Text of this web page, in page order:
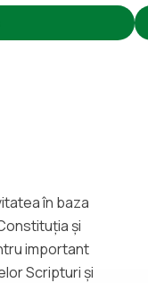
în baza
și
important
Scripturi și